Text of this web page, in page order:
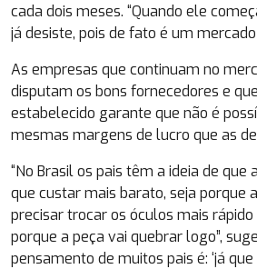
cada dois meses. “Quando ele
já desiste, pois de fato é um
As empresas que continuam no
disputam os bons fornecedores e
estabelecido garante que não é
mesmas margens de lucro que as
“No Brasil os pais têm a ideia de
que custar mais barato, seja porque
precisar trocar os óculos mais
porque a peça vai quebrar logo”,
pensamento de muitos pais é: ‘já